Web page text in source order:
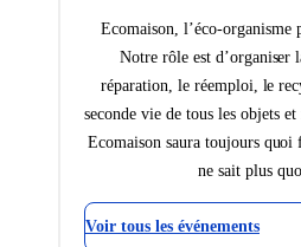
Ecomaison, l’éco-organisme
Notre rôle est
réparation, le réemploi, le
seconde vie de tous les objets
Ecomaison saura toujours quoi
ne sait plus
Voir tous les événements